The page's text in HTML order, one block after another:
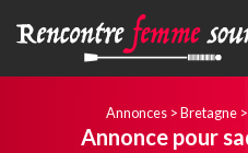
Annonces >Bretagne >
Annonce pour